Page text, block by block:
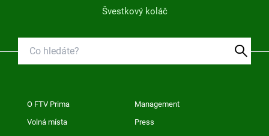
Švestkový koláč
O FTV Prima Management
Volná místa Press